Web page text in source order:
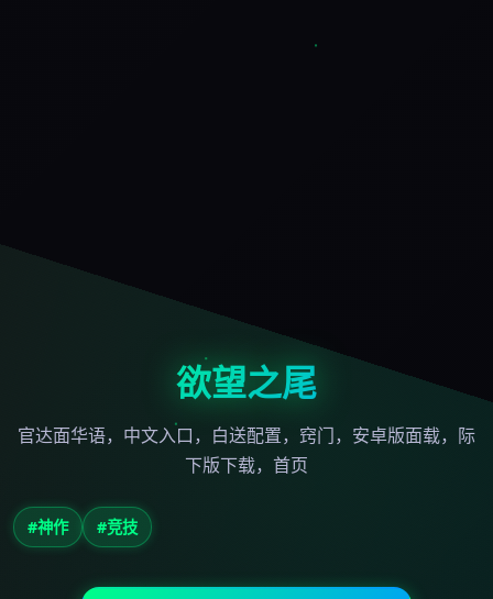
欲望之尾
官达面华语，中文入口，白送配置，窍门，安卓版面载，际
下版下载，首页
#神作 #竞技